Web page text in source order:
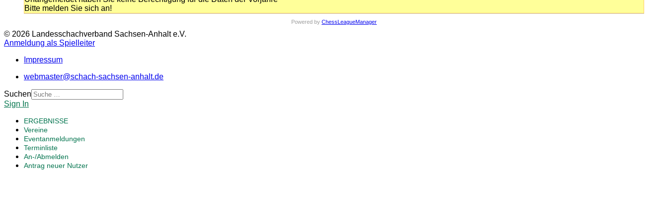
Bitte melden Sie sich an!
Powered by ChessLeagueManager
© 2026 Landesschachverband Sachsen-Anhalt e.V.
Anmeldung als Spielleiter
Impressum
webmaster@schach-sachsen-anhalt.de
Suchen
Sign In
ERGEBNISSE
Vereine
Eventanmeldungen
Terminliste
An-/Abmelden
Antrag neuer Nutzer